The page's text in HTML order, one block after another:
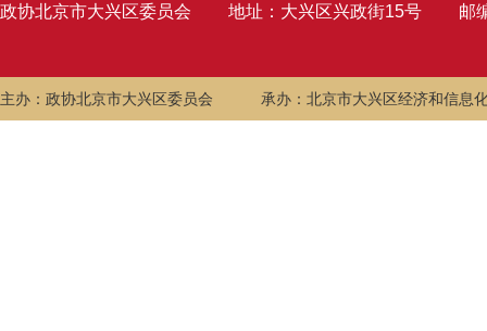
政协北京市大兴区委员会 地址：大兴区兴政街15号 邮
主办：政协北京市大兴区委员会 承办：北京市大兴区经济和信息